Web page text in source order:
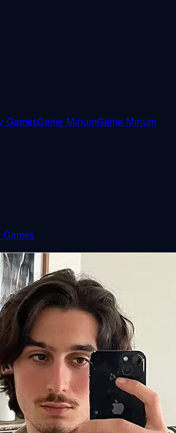
GamesGame MinumGame Minum